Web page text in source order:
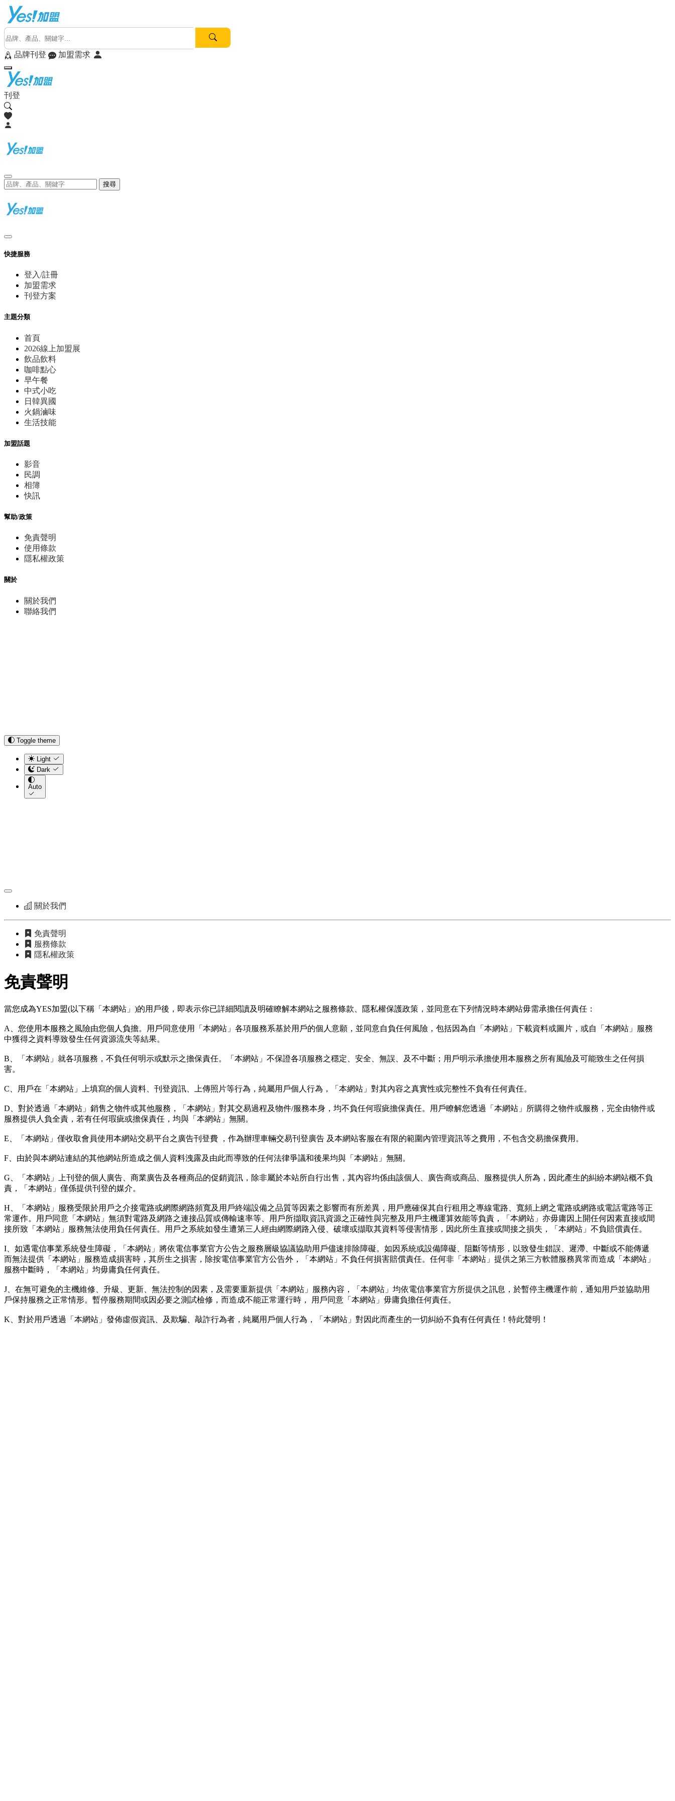
品牌刊登 加盟需求
刊登
搜尋
快捷服務
登入/註冊
加盟需求
刊登方案
主題分類
首頁
2026線上加盟展
飲品飲料
咖啡點心
早午餐
中式小吃
日韓異國
火鍋滷味
生活技能
加盟話題
影音
民調
相簿
快訊
幫助/政策
免責聲明
使用條款
隱私權政策
關於
關於我們
聯絡我們
Toggle theme
Light
Dark
Auto
關於我們
免責聲明
服務條款
隱私權政策
免責聲明
當您成為YES加盟(以下稱「本網站」)的用戶後，即表示你已詳細閱讀及明確瞭解本網站之服務條款、隱私權保護政策，並同意在下列情況時本網站毋需承擔任何責任：
A、您使用本服務之風險由您個人負擔。用戶同意使用「本網站」各項服務系基於用戶的個人意願，並同意自負任何風險，包括因為自「本網站」下載資料或圖片，或自「本網站」服務
中獲得之資料導致發生任何資源流失等結果。
B、「本網站」就各項服務，不負任何明示或默示之擔保責任。「本網站」不保證各項服務之穩定、安全、無誤、及不中斷；用戶明示承擔使用本服務之所有風險及可能致生之任何損
害。
C、用戶在「本網站」上填寫的個人資料、刊登資訊、上傳照片等行為，純屬用戶個人行為，「本網站」對其內容之真實性或完整性不負有任何責任。
D、對於透過「本網站」銷售之物件或其他服務，「本網站」對其交易過程及物件/服務本身，均不負任何瑕疵擔保責任。用戶瞭解您透過「本網站」所購得之物件或服務，完全由物件或
服務提供人負全責，若有任何瑕疵或擔保責任，均與「本網站」無關。
E、「本網站」僅收取會員使用本網站交易平台之廣告刊登費 ，作為辦理車輛交易刊登廣告 及本網站客服在有限的範圍內管理資訊等之費用，不包含交易擔保費用。
F、由於與本網站連結的其他網站所造成之個人資料洩露及由此而導致的任何法律爭議和後果均與「本網站」無關。
G、「本網站」上刊登的個人廣告、商業廣告及各種商品的促銷資訊，除非屬於本站所自行出售，其內容均係由該個人、廣告商或商品、服務提供人所為，因此產生的糾紛本網站概不負
責，「本網站」僅係提供刊登的媒介。
H、「本網站」服務受限於用戶之介接電路或網際網路頻寬及用戶終端設備之品質等因素之影響而有所差異，用戶應確保其自行租用之專線電路、寬頻上網之電路或網路或電話電路等正
常運作。用戶同意「本網站」無須對電路及網路之連接品質或傳輸速率等、用戶所擷取資訊資源之正確性與完整及用戶主機運算效能等負責，「本網站」亦毋庸因上開任何因素直接或間
接所致「本網站」服務無法使用負任何責任。用戶之系統如發生遭第三人經由網際網路入侵、破壞或擷取其資料等侵害情形，因此所生直接或間接之損失，「本網站」不負賠償責任。
I、如遇電信事業系統發生障礙，「本網站」將依電信事業官方公告之服務層級協議協助用戶儘速排除障礙。如因系統或設備障礙、阻斷等情形，以致發生錯誤、遲滯、中斷或不能傳遞
而無法提供「本網站」服務造成損害時，其所生之損害，除按電信事業官方公告外，「本網站」不負任何損害賠償責任。任何非「本網站」提供之第三方軟體服務異常而造成「本網站」
服務中斷時，「本網站」均毋庸負任何責任。
J、在無可避免的主機維修、升級、更新、無法控制的因素，及需要重新提供「本網站」服務內容，「本網站」均依電信事業官方所提供之訊息，於暫停主機運作前，通知用戶並協助用
戶保持服務之正常情形。暫停服務期間或因必要之測試檢修，而造成不能正常運行時， 用戶同意「本網站」毋庸負擔任何責任。
K、對於用戶透過「本網站」發佈虛假資訊、及欺騙、敲詐行為者，純屬用戶個人行為，「本網站」對因此而產生的一切糾紛不負有任何責任！特此聲明！